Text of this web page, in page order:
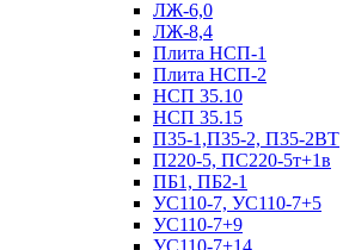
ЛЖ-6,0
ЛЖ-8,4
Плита НСП-1
Плита НСП-2
НСП 35.10
НСП 35.15
П35-1,П35-2, П35-2ВТ
П220-5, ПС220-5т+1в
ПБ1, ПБ2-1
УС110-7, УС110-7+5
УС110-7+9
УС110-7+14